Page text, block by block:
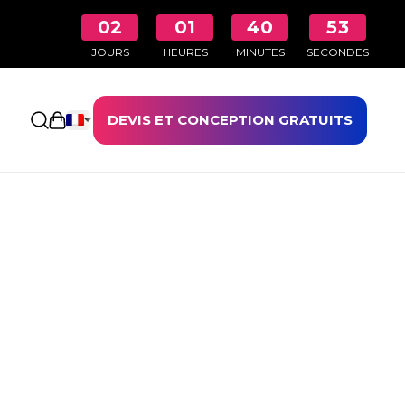
02
JOURS
01
HEURES
40
MINUTES
53
SECONDES
Ouvrir le panierDEVIS ET CONCEPTION GRATUITS